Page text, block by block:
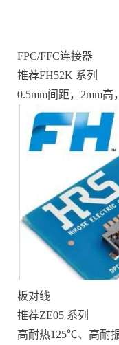
FPC/FFC连接器
推荐FH52K 系列
0.5mm间距，2mm
板对线
推荐ZE05 系列
高耐热125℃、高耐